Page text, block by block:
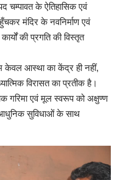
चम्पावत के ऐतिहासिक एवं
मंदिर के नवनिर्माण एवं
की प्रगति की विस्तृत
केवल आस्था का केंद्र ही नहीं,
विरासत का प्रतीक है।
गरिमा एवं मूल स्वरूप को अक्षुण्ण
आधुनिक सुविधाओं के साथ